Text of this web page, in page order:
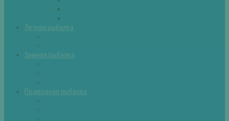
Летняя рыбалка
Зимняя рыбалка
Подводная рыбалка